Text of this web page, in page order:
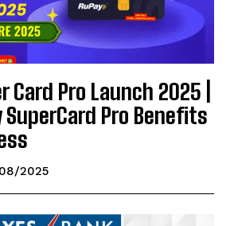
I WANT IN
thePrivacy Policy
Card Pro Launch 2025 |
SuperCard Pro Benefits
2025